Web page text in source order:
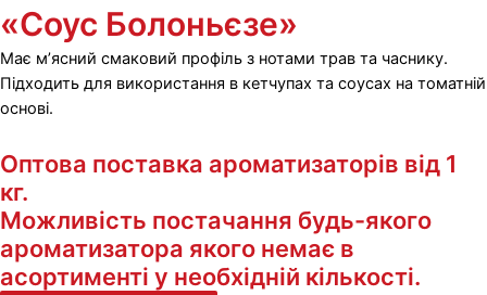
«Соус Болоньєзе»
Має м’ясний смаковий профіль з нотами трав та часнику.
Підходить для використання в кетчупах та соусах на томатній
основі.
Оптова поставка ароматизаторів від 1
кг.
Можливість постачання будь-якого
ароматизатора якого немає в
асортименті у необхідній кількості.